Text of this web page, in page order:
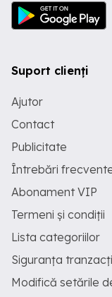
Suport clienți
Ajutor
Contact
Publicitate
Întrebări
Abonament VIP
Termeni și condiții
Lista categoriilor
Siguranța
Modifică setările